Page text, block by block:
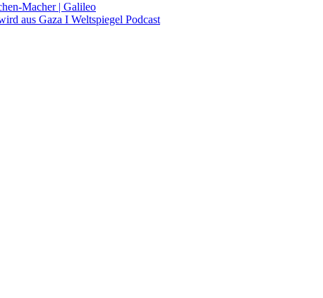
Macher | Galileo
aus Gaza I Weltspiegel Podcast